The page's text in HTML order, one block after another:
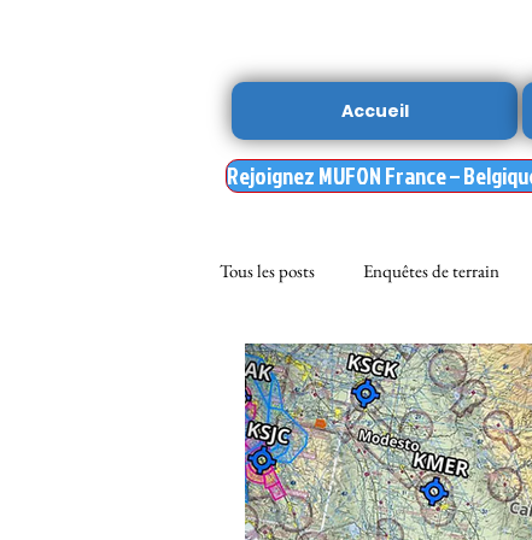
Accueil
Rejoignez MUFON France –
Tous les posts Enquêtes de terrain
sciences NOUVELLE DU
Nasa enqueteur MUFON